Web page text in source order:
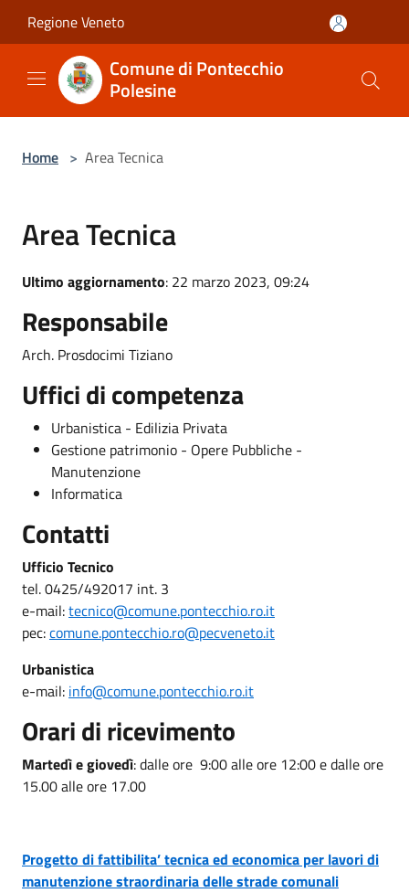
Regione Veneto
Comune di Pontecchio
Polesine
Home > Area Tecnica
Area Tecnica
Ultimo aggiornamento: 22 marzo 2023, 09:24
Responsabile
Arch. Prosdocimi Tiziano
Uffici di competenza
Urbanistica - Edilizia Privata
Gestione patrimonio - Opere Pubbliche -
Manutenzione
Informatica
Contatti
Ufficio Tecnico
tel. 0425/492017 int. 3
e-mail:tecnico@comune.pontecchio.ro.it
pec:comune.pontecchio.ro@pecveneto.it
Urbanistica
e-mail: info@comune.pontecchio.ro.it
Orari di ricevimento
Martedì e giovedì: dalle ore 9:00 alle ore 12:00 e dalle ore
15.00 alle ore 17.00
Progetto di fattibilita’ tecnica ed economica per lavori di
manutenzione straordinaria delle strade comunali